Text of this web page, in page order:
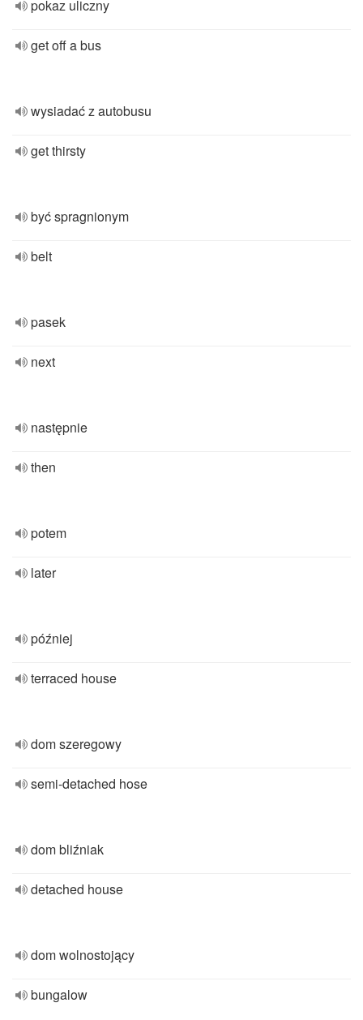
pokaz uliczny
get off a bus
wysiadać z autobusu
get thirsty
być spragnionym
belt
pasek
next
następnie
then
potem
later
później
terraced house
dom szeregowy
semi-detached hose
dom bliźniak
detached house
dom wolnostojący
bungalow